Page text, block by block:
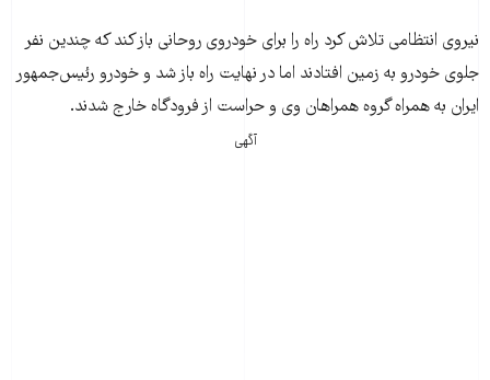
نيروی انتظامی تلاش کرد راه را برای خودروی روحانی باز کند که چندين نفر
جلوی خودرو به زمين افتادند اما در نهايت راه باز شد و خودرو رئيس‌جمهور
ايران به همراه گروه همراهان وی و حراست از فرودگاه خارج شدند.
آگهی